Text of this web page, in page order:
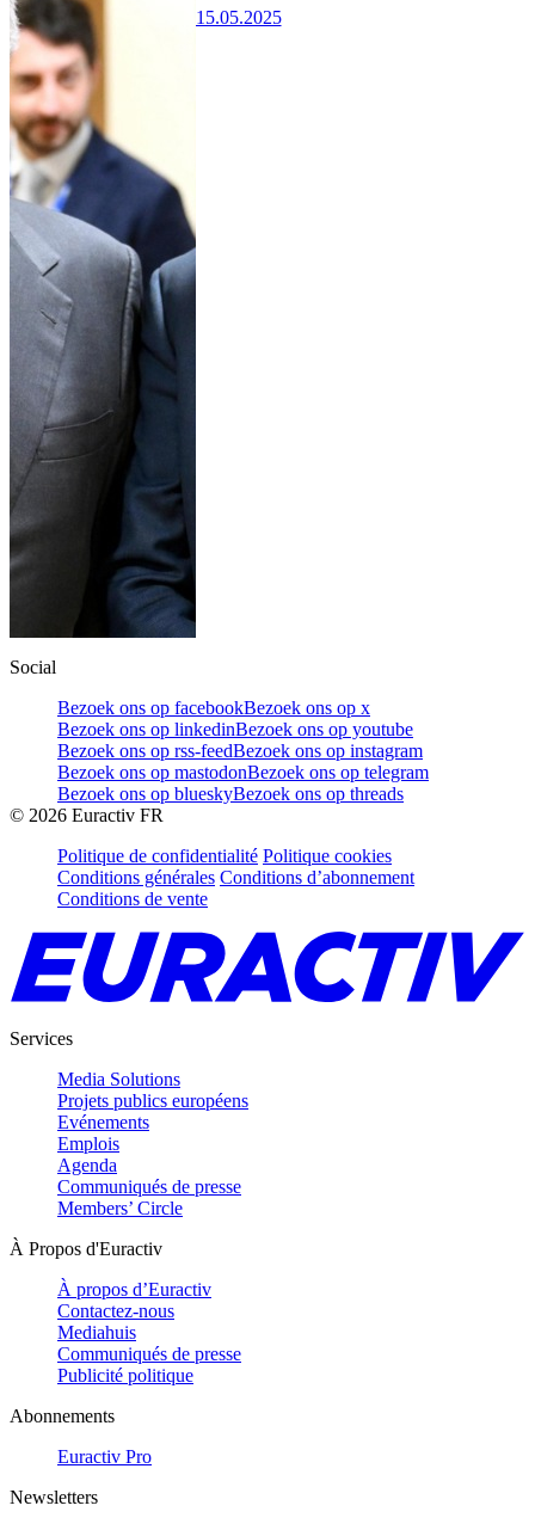
15.05.2025
Social
Bezoek ons op facebookBezoek ons op x
Bezoek ons op linkedinBezoek ons op youtube
Bezoek ons op rss-feedBezoek ons op instagram
Bezoek ons op mastodonBezoek ons op telegram
Bezoek ons op blueskyBezoek ons op threads
© 2026 Euractiv FR
Politique de confidentialité Politique cookies
Conditions générales Conditions d’abonnement
Conditions de vente
Services
Media Solutions
Projets publics européens
Evénements
Emplois
Agenda
Communiqués de presse
Members’ Circle
À Propos d'Euractiv
À propos d’Euractiv
Contactez-nous
Mediahuis
Communiqués de presse
Publicité politique
Abonnements
Euractiv Pro
Newsletters